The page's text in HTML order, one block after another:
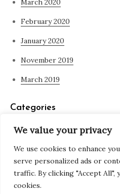
We value your privacy
We use cookies to enhance
serve personalized ads or
traffic. By clicking "Accept
cookies.
March 2020
February 2020
January 2020
November 2019
March 2019
Categories
what is spirituality